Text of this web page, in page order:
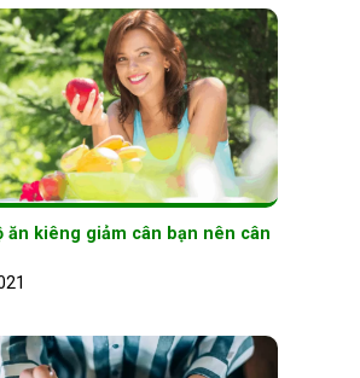
ăn kiêng giảm cân bạn nên cân